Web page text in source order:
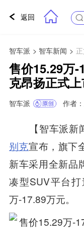
返回
智车派 > 智车新闻 >
售价15.29万-
克昂扬正式
智车派 作者
【智车派新
别克宣布，旗下
新车采用全新品
凑型SUV平台
万-17.89万元。